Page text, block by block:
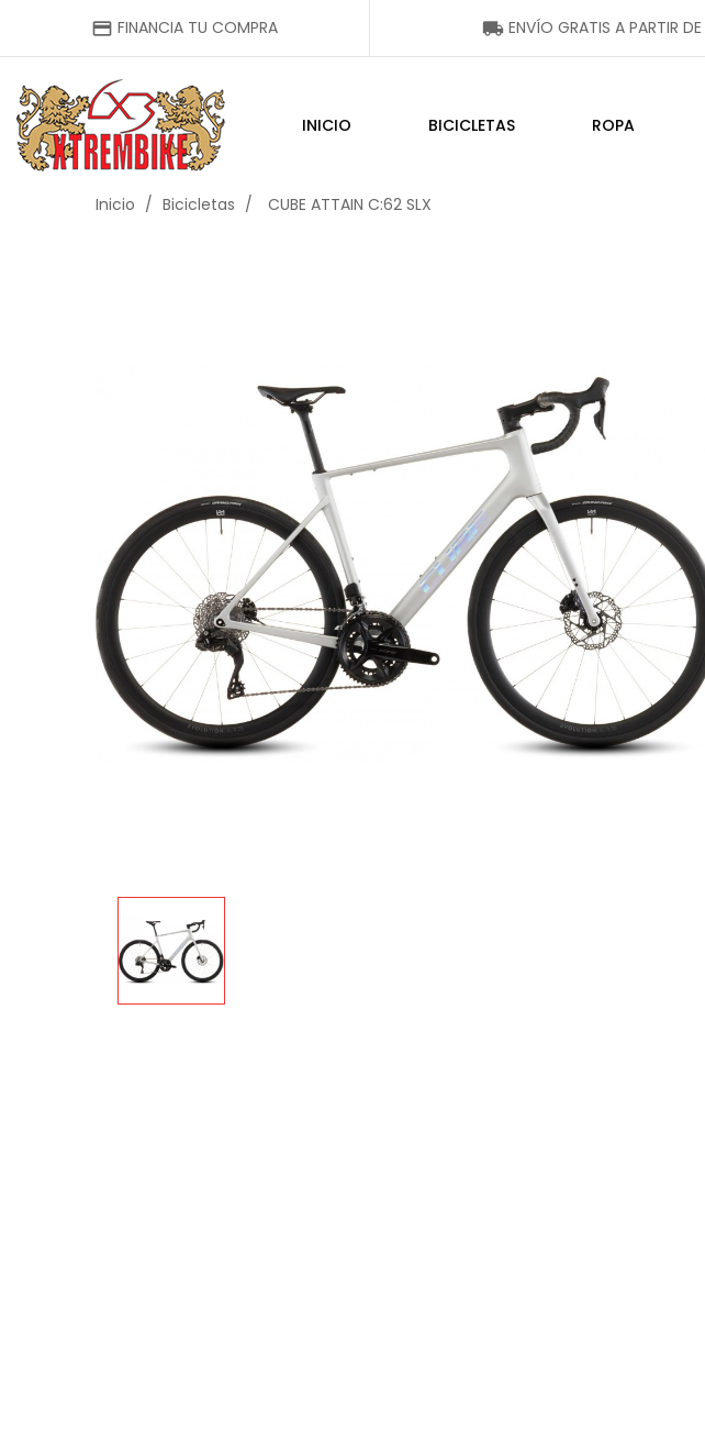
credit_card FINANCIA TU COMPRA local_shipping ENVÍO GRATIS A PARTIR DE
INICIO BICICLETAS ROPA
Inicio Bicicletas CUBE ATTAIN C:62 SLX